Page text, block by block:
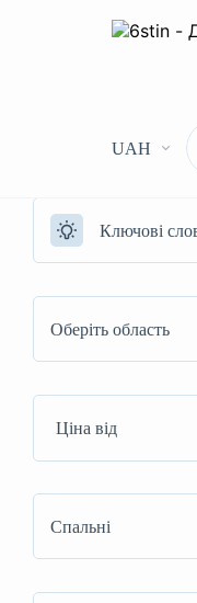
UAH
Оберіть область
Спальні